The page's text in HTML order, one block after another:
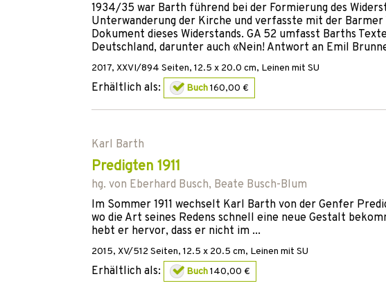
1934/35 war Barth führend bei der Formierung des
Unterwanderung der Kirche und verfasste mit der
Dokument dieses Widerstands. GA 52 umfasst Barths
Deutschland, darunter auch «Nein! Antwort an Emil
2017, XXVI/894 Seiten, 12.5 x 20.0 cm, Leinen mit SU
Erhältlich als: Buch160,00 €
Karl Barth
Predigten 1911
hg. von Eberhard Busch, Beate Busch-Blum
Im Sommer 1911 wechselt Karl Barth von der Genfer
wo die Art seines Redens schnell eine neue Gestalt
hebt er hervor, dass er nicht im ...
2015, XV/512 Seiten, 12.5 x 20.5 cm, Leinen mit SU
Erhältlich als: Buch140,00 €